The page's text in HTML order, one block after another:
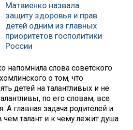
Матвиенко назвала
защиту здоровья и прав
детей одним из главных
приоритетов госполитики
России
напомнила слова советского
о том, что
детей на талантливых и не
по его словам, все
А главная задача родителей и
чём талант и к чему лежит душа